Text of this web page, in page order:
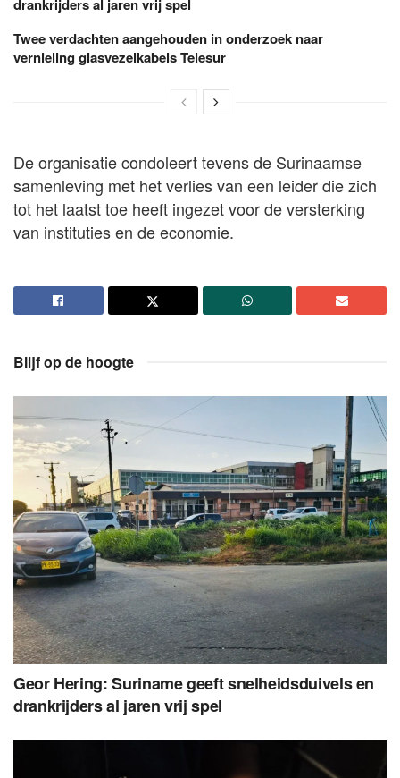
drankrijders al jaren vrij spel
Twee verdachten aangehouden in onderzoek naar
vernieling glasvezelkabels Telesur
De organisatie condoleert tevens de Surinaamse
samenleving met het verlies van een leider die zich
tot het laatst toe heeft ingezet voor de versterking
van instituties en de economie.
Blijf op de hoogte
Geor Hering: Suriname geeft snelheidsduivels en
drankrijders al jaren vrij spel